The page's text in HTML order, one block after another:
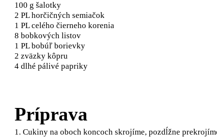
100 g šalotky
2 PL horčičných semiačok
1 PL celého čierneho korenia
8 bobkových listov
1 PL bobúľ borievky
2 zväzky kôpru
4 dlhé pálivé papriky
Príprava
1. Cukiny na oboch koncoch skrojíme, pozdĺžne